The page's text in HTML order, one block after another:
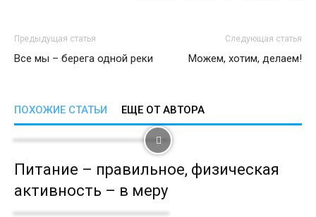
Предыдущая статья
Все мы – берега одной реки
Следующая статья
Можем, хотим, делаем!
ПОХОЖИЕ СТАТЬИ ЕЩЕ ОТ АВТОРА
Питание – правильное, физическая
активность – в меру